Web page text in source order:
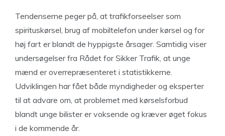
Tendenserne peger på, at trafikforseelser som
spirituskørsel, brug af mobiltelefon under kørsel og for
høj fart er blandt de hyppigste årsager. Samtidig viser
undersøgelser fra Rådet for Sikker Trafik, at unge
mænd er overrepræsenteret i statistikkerne.
Udviklingen har fået både myndigheder og eksperter
til at advare om, at problemet med kørselsforbud
blandt unge bilister er voksende og kræver øget fokus
i de kommende år.